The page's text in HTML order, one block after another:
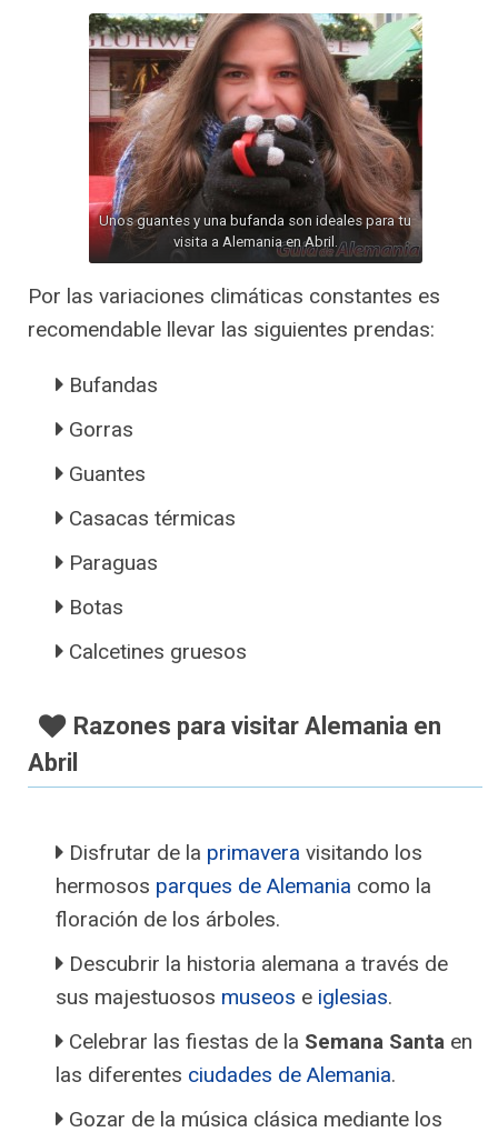
Unos guantes y una bufanda son ideales para tu
visita a Alemania en Abril.
Por las variaciones climáticas constantes es
recomendable llevar las siguientes prendas:
Bufandas
Gorras
Guantes
Casacas térmicas
Paraguas
Botas
Calcetines gruesos
Razones para visitar Alemania en
Abril
Disfrutar de la primavera visitando los
hermosos parques de Alemania como la
floración de los árboles.
Descubrir la historia alemana a través de
sus majestuosos museos e iglesias.
Celebrar las fiestas de la Semana Santa en
las diferentes ciudades de Alemania.
Gozar de la música clásica mediante los